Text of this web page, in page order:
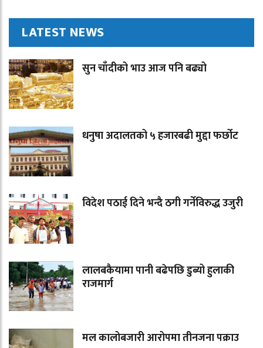
LATEST NEWS
सुन चाँदीको भाउ आज पनि बढ्यो
धनुषा अदालतको ५ हजारबढी मुद्दा फर्छोट
विदेश पठाई दिने भन्दै ठगी गर्नेविरुद्ध उजुरी
लालबकैयामा पानी बढेपछि डुब्यो हुलाकी
राजमार्ग
मल कालोबजारी आरोपमा तीनजना पक्राउ